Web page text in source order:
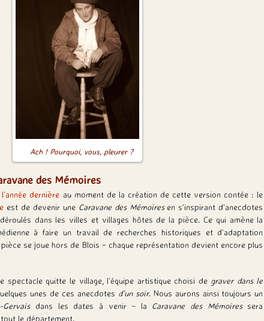
Ach ! Pourquoi, vous, pleurer ?
des Mémoires
dernière au moment de la création de cette version contée : le
est de devenir une Caravane des Mémoiresen s’inspirant d’anecdotes
dans les villes et villages hôtes de la pièce. Ce qui amène la
à faire un travail de recherches historiques et d’adaptation
se joue hors de Blois – chaque représentation devient encore plus
spectacle quitte le village, l’équipe artistique choisi de graver dans le
unes de ces anecdotes d’un soir. Nous aurons ainsi toujours un
Gervaisdans les dates à venir – la Caravane des Mémoiressera
le département.